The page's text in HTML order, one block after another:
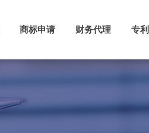
商标申请 财务代理 专